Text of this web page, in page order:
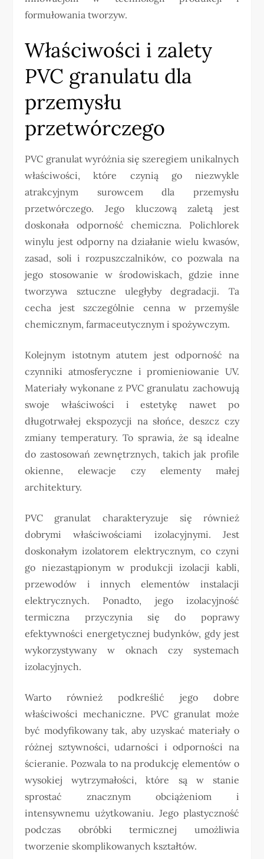
formułowania tworzyw.
Właściwości i zalety
PVC granulatu dla
przemysłu
przetwórczego
PVC granulat wyróżnia się szeregiem unikalnych
właściwości, które czynią go niezwykle
atrakcyjnym surowcem dla przemysłu
przetwórczego. Jego kluczową zaletą jest
doskonała odporność chemiczna. Polichlorek
winylu jest odporny na działanie wielu kwasów,
zasad, soli i rozpuszczalników, co pozwala na
jego stosowanie w środowiskach, gdzie inne
tworzywa sztuczne uległyby degradacji. Ta
cecha jest szczególnie cenna w przemyśle
chemicznym, farmaceutycznym i spożywczym.
Kolejnym istotnym atutem jest odporność na
czynniki atmosferyczne i promieniowanie UV.
Materiały wykonane z PVC granulatu zachowują
swoje właściwości i estetykę nawet po
długotrwałej ekspozycji na słońce, deszcz czy
zmiany temperatury. To sprawia, że są idealne
do zastosowań zewnętrznych, takich jak profile
okienne, elewacje czy elementy małej
architektury.
PVC granulat charakteryzuje się również
dobrymi właściwościami izolacyjnymi. Jest
doskonałym izolatorem elektrycznym, co czyni
go niezastąpionym w produkcji izolacji kabli,
przewodów i innych elementów instalacji
elektrycznych. Ponadto, jego izolacyjność
termiczna przyczynia się do poprawy
efektywności energetycznej budynków, gdy jest
wykorzystywany w oknach czy systemach
izolacyjnych.
Warto również podkreślić jego dobre
właściwości mechaniczne. PVC granulat może
być modyfikowany tak, aby uzyskać materiały o
różnej sztywności, udarności i odporności na
ścieranie. Pozwala to na produkcję elementów o
wysokiej wytrzymałości, które są w stanie
sprostać znacznym obciążeniom i
intensywnemu użytkowaniu. Jego plastyczność
podczas obróbki termicznej umożliwia
tworzenie skomplikowanych kształtów.